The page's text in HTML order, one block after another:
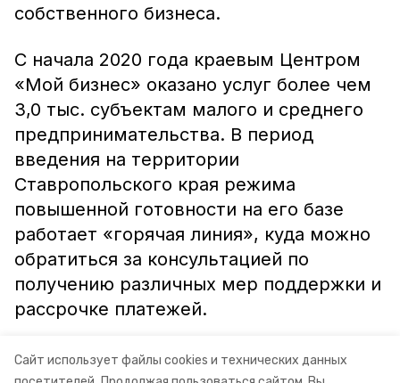
Сайт использует файлы cookies и технических данных
собственного бизнеса.
С начала 2020 года краевым Центром
«Мой бизнес» оказано услуг более чем
3,0 тыс. субъектам малого и среднего
предпринимательства. В период
введения на территории
Ставропольского края режима
повышенной готовности на его базе
работает «горячая линия», куда можно
обратиться за консультацией по
получению различных мер поддержки и
рассрочке платежей.
Информация: Министерство экономического развития